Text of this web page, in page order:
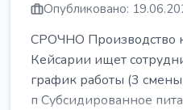
Опубликовано:
СРОЧНО Производство
Кейсарии ищет
график работы (3
п Субсидированное